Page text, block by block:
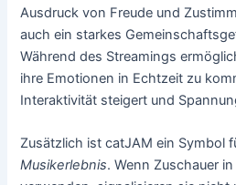
Ausdruck von Freude und
auch ein starkes
Während des Streamings
ihre Emotionen in Echtzeit zu
Interaktivität steigert und
Zusätzlich ist catJAM ein Symbol
Musikerlebnis. Wenn Zuschauer